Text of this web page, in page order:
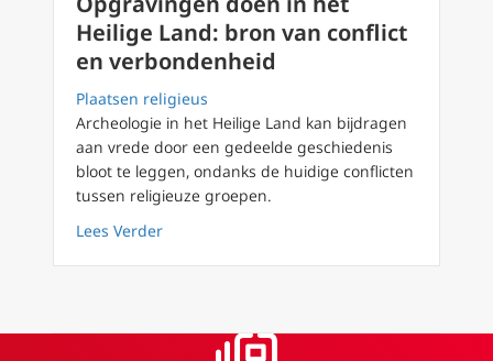
Heilige Land: bron van conflict
en verbondenheid
Plaatsen religieus
Archeologie in het Heilige Land kan bijdragen
aan vrede door een gedeelde geschiedenis
bloot te leggen, ondanks de huidige conflicten
tussen religieuze groepen.
Lees Verderabout Opgravingen doen in het Heilige